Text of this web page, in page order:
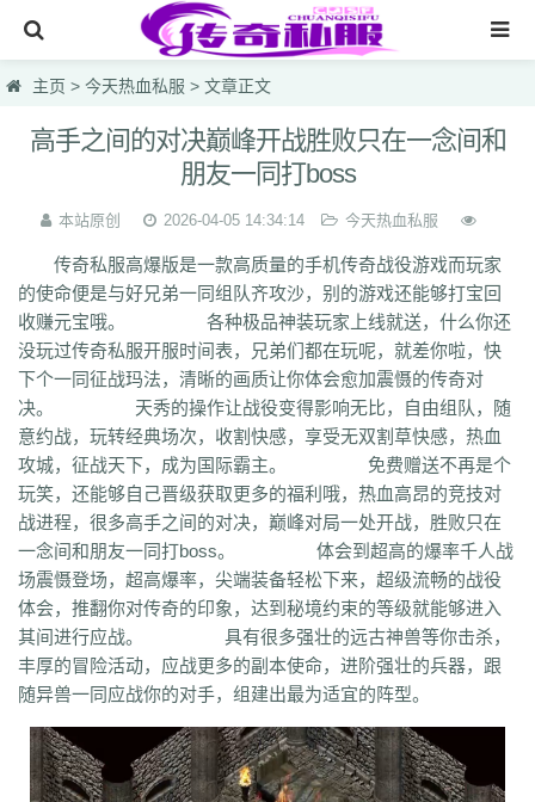
网站首页
传奇私服
今天新开传奇
今天热血私服
每日首区
今天新开发布网
主页 > 今天热血私服 > 文章正文
高手之间的对决巅峰开战胜败只在一念间和
朋友一同打boss
本站原创 2026-04-05 14:34:14 今天热血私服
传奇私服高爆版是一款高质量的手机传奇战役游戏而玩家
的使命便是与好兄弟一同组队齐攻沙，别的游戏还能够打宝回
收赚元宝哦。 各种极品神装玩家上线就送，什么你还
没玩过传奇私服开服时间表，兄弟们都在玩呢，就差你啦，快
下个一同征战玛法，清晰的画质让你体会愈加震慑的传奇对
决。 天秀的操作让战役变得影响无比，自由组队，随
意约战，玩转经典场次，收割快感，享受无双割草快感，热血
攻城，征战天下，成为国际霸主。 免费赠送不再是个
玩笑，还能够自己晋级获取更多的福利哦，热血高昂的竞技对
战进程，很多高手之间的对决，巅峰对局一处开战，胜败只在
一念间和朋友一同打boss。 体会到超高的爆率千人战
场震慑登场，超高爆率，尖端装备轻松下来，超级流畅的战役
体会，推翻你对传奇的印象，达到秘境约束的等级就能够进入
其间进行应战。 具有很多强壮的远古神兽等你击杀，
丰厚的冒险活动，应战更多的副本使命，进阶强壮的兵器，跟
随异兽一同应战你的对手，组建出最为适宜的阵型。